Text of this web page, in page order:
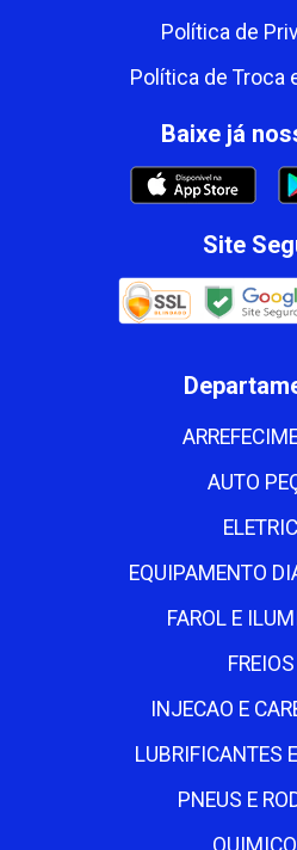
Política de
Política de Troca
Baixe já
Site
AUTO
EQUIPAMENTO
FAROL E
INJECAO E
LUBRIFICANTES
PNEUS E